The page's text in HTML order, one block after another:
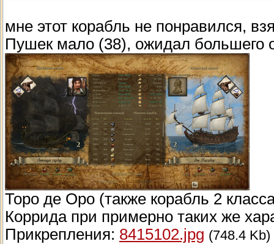
мне этот корабль не понравился,
Пушек мало (38), ожидал большего
Торо де Оро (также корабль 2
Коррида при примерно таких же
Прикрепления: 8415102.jpg (748.4 Kb)